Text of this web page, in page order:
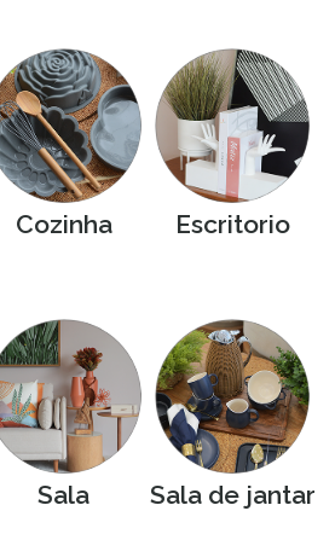
Cozinha Escritorio
Sala Sala de jantar